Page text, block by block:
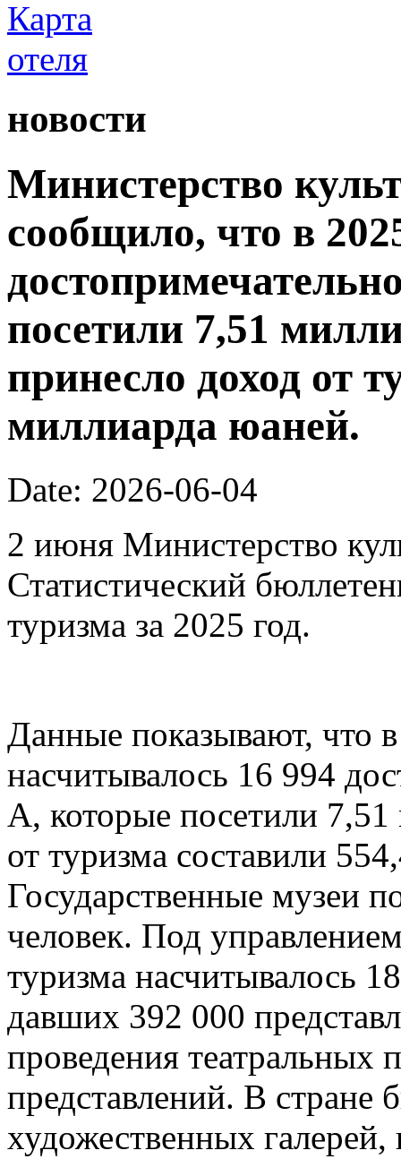
новости
Министерство
сообщило, что в
посетили 7,51
принесло доход от
миллиарда юаней.
Date: 2026-06-04
2 июня Министерство
Статистический
туризма за 2025 год.
Данные показывают, что
насчитывалось 16 994
А, которые посетили
от туризма составили
Государственные музеи
человек. Под
туризма насчитывалось
давших 392 000
проведения театральных
представлений. В стране
художественных